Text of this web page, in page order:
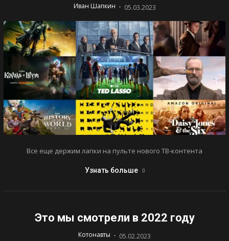
Иван Шапкин - 05.03.2023
Все еще держим лапки на пульте нового ТВ-контента
Узнать больше
Это мы смотрели в 2022 году
Котонавты - 05.02.2023